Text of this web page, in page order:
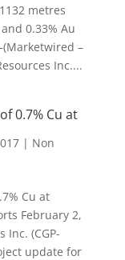
metres
0.33% Au
–
Inc....
0.7% Cu at
| Non
Cu at
February 2,
Inc. (CGP-
update for